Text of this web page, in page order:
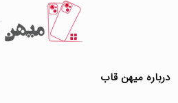
درباره میهن قاب